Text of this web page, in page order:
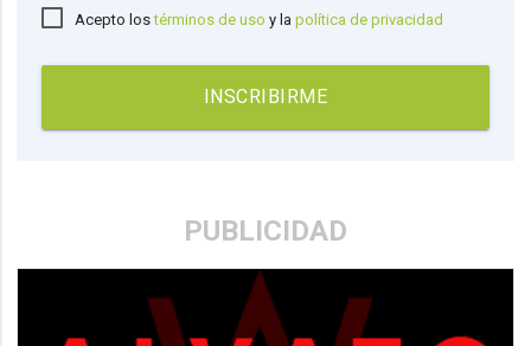
Acepto lostérminos de uso y lapolítica de privacidad
INSCRIBIRME
PUBLICIDAD